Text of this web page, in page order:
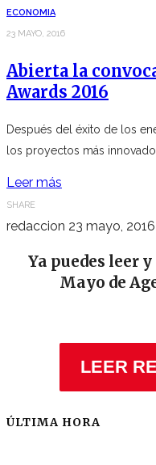
ECONOMIA
23 MAYO, 2016
Abierta la
Awards 2016
Después del éxito de los
los proyectos más
Leer más
SHARE
redaccion 23 mayo, 2016
Ya puedes leer
Mayo de
LEER
ÚLTIMA HORA